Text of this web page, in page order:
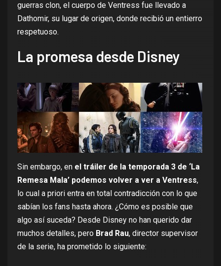
guerras clon, el cuerpo de Ventress fue llevado a
Dathomir, su lugar de origen, donde recibió un entierro
respetuoso.
La promesa desde Disney
Sin embargo, en el tráiler de la temporada 3 de ‘La
Remesa Mala’ podemos volver a ver a Ventress,
lo cual a priori entra en total contradicción con lo que
sabían los fans hasta ahora. ¿Cómo es posible que
algo así suceda? Desde Disney no han querido dar
muchos detalles, pero Brad Rau, director supervisor
de la serie, ha prometido lo siguiente: